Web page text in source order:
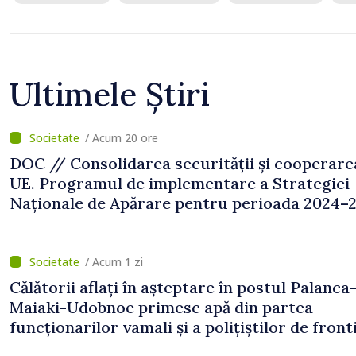
Ultimele Știri
/ Acum 20 ore
DOC // Consolidarea securității și
UE. Programul de implementare a Strategiei
Naționale de Apărare pentru perioada
/ Acum 1 zi
Călătorii aflați în așteptare în postul Palanca-
Maiaki-Udobnoe primesc apă din partea
funcționarilor vamali și a polițiștilor de